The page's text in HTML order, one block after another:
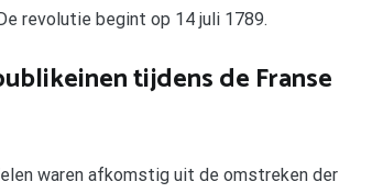
revolutie begint op 14 juli 1789.
tijdens de Franse
waren afkomstig uit de omstreken der